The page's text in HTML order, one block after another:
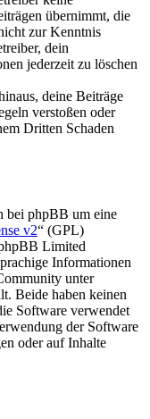
übernimmt, die
zur Kenntnis
dein
jederzeit zu löschen
deine Beiträge
verstoßen oder
Dritten Schaden
bei phpBB um eine
v2“ (GPL)
Limited
Informationen
unter
Beide haben keinen
Software verwendet
der Software
oder auf Inhalte